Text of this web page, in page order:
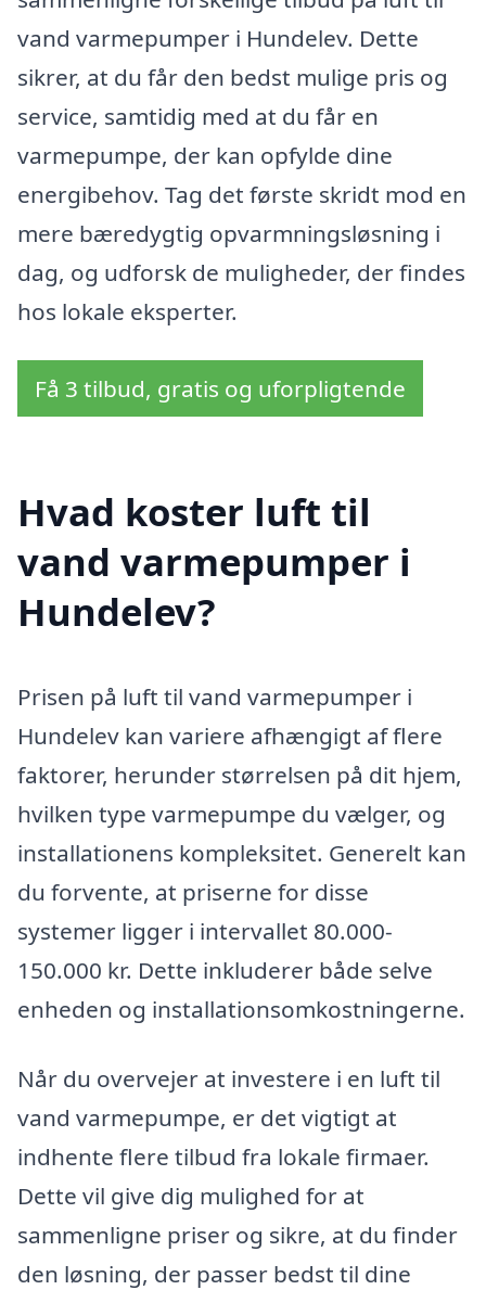
vand varmepumper i Hundelev. Dette
sikrer, at du får den bedst mulige pris og
service, samtidig med at du får en
varmepumpe, der kan opfylde dine
energibehov. Tag det første skridt mod en
mere bæredygtig opvarmningsløsning i
dag, og udforsk de muligheder, der findes
hos lokale eksperter.
Få 3 tilbud, gratis og uforpligtende
Hvad koster luft til
vand varmepumper i
Hundelev?
Prisen på luft til vand varmepumper i
Hundelev kan variere afhængigt af flere
faktorer, herunder størrelsen på dit hjem,
hvilken type varmepumpe du vælger, og
installationens kompleksitet. Generelt kan
du forvente, at priserne for disse
systemer ligger i intervallet 80.000-
150.000 kr. Dette inkluderer både selve
enheden og installationsomkostningerne.
Når du overvejer at investere i en luft til
vand varmepumpe, er det vigtigt at
indhente flere tilbud fra lokale firmaer.
Dette vil give dig mulighed for at
sammenligne priser og sikre, at du finder
den løsning, der passer bedst til dine